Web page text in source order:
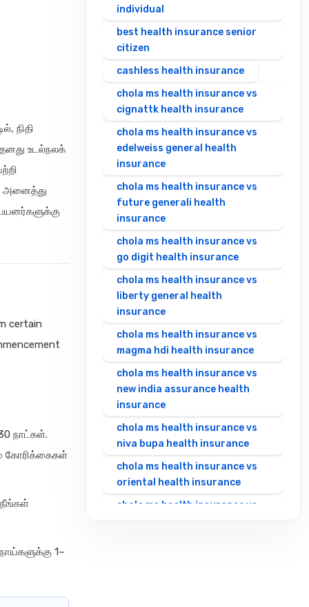
நிதி
தனது உடல்நலக்
அனைத்து
certain
நாட்கள்.
கோரிக்கைகள்
நீங்கள்
1–
individual
best health insurance senior
citizen
cashless health insurance
chola ms health insurance vs
cignattk health insurance
chola ms health insurance vs
edelweiss general health
insurance
chola ms health insurance vs
future generali health
insurance
chola ms health insurance vs
go digit health insurance
chola ms health insurance vs
liberty general health
insurance
chola ms health insurance vs
magma hdi health insurance
chola ms health insurance vs
new india assurance health
insurance
chola ms health insurance vs
niva bupa health insurance
chola ms health insurance vs
oriental health insurance
chola ms health insurance vs